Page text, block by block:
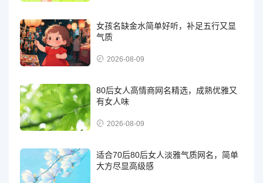
女孩名缺金水简单好听，补足五行又显
气质
2026-08-09
80后女人高情商网名精选，成熟优雅又
有女人味
2026-08-09
适合70后80后女人淡雅气质网名，简单
大方尽显高级感